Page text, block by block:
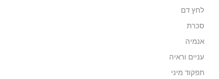
לחץ דם
סכרת
אנמיה
עניים וראיה
תפקוד מיני